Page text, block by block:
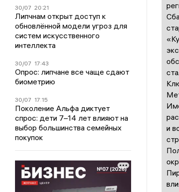
30/07 20:21
Липчнам открыт доступ к
обновлённой модели угроз для
систем искусственного
интеллекта
30/07 17:43
Опрос: липчане все чаще сдают
биометрию
30/07 17:15
Поколение Альфа диктует
спрос: дети 7–14 лет влияют на
выбор большинства семейных
покупок
и